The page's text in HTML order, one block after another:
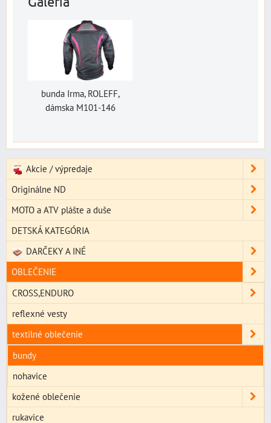
bunda Irma, ROLEFF,
dámska M101-146
Akcie / výpredaje
Originálne ND
MOTO a ATV plášte a duše
DETSKÁ KATEGÓRIA
DARČEKY A INÉ
OBLEČENIE
CROSS,ENDURO
reflexné vesty
textilné oblečenie
bundy
nohavice
kožené oblečenie
rukavice